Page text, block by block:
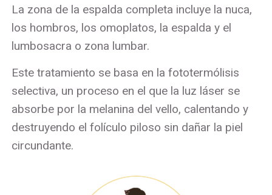
La zona de la espalda completa incluye la nuca,
los hombros, los omoplatos, la espalda y el
lumbosacra o zona lumbar.
Este tratamiento se basa en la fototermólisis
selectiva, un proceso en el que la luz láser se
absorbe por la melanina del vello, calentando y
destruyendo el folículo piloso sin dañar la piel
circundante.